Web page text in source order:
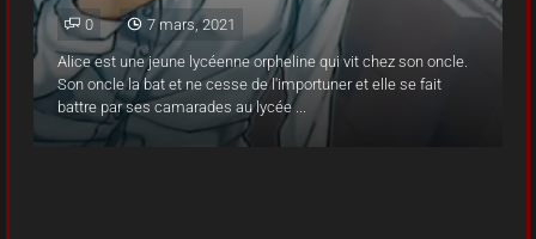
0 7 mars, 2021
Alice est une jeune lycéenne orpheline qui vit chez son oncle.
Son oncle la bat et ne cesse de l'importuner et elle se fait
battre par ses camarades au lycée ...
0 7 mars, 2021
Alice est une jeune lycéenne orpheline qui vit chez son oncle.
Son oncle la bat et ne cesse de l'importuner et elle se fait
battre par ses camarades au lycée ...
0 7 mars, 2021
Alice est une jeune lycéenne orpheline qui vit chez son oncle.
Son oncle la bat et ne cesse de l'importuner et elle se fait
battre par ses camarades au lycée ...